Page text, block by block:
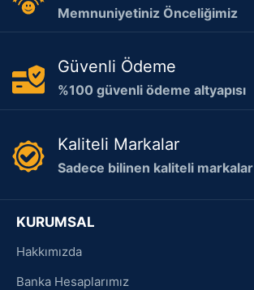
Memnuniyetiniz Önceliğimiz
Güvenli Ödeme
%100 güvenli ödeme altyapısı
Kaliteli Markalar
Sadece bilinen kaliteli markalar
KURUMSAL
Hakkımızda
Banka Hesaplarımız